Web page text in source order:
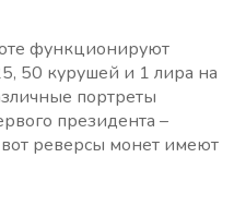
функционируют
50 курушей и 1 лира на
портреты
президента –
реверсы монет имеют